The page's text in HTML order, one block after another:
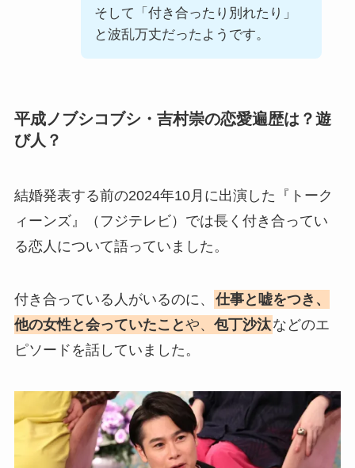
そして「付き合ったり別れたり」
と波乱万丈だったようです。
平成ノブシコブシ・吉村崇の恋愛遍歴は？遊
び人？
結婚発表する前の2024年10月に出演した『トーク
ィーンズ』（フジテレビ）では長く付き合ってい
る恋人について語っていました。
付き合っている人がいるのに、
仕事と嘘をつき、
他の女性と会っていたことや、 包丁沙汰などのエ
ピソードを話していました。